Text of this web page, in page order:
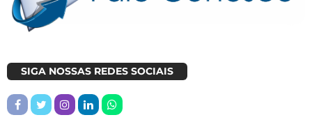
SIGA NOSSAS REDES SOCIAIS